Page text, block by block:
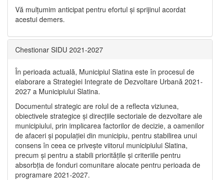
Vă mulţumim anticipat pentru efortul şi sprijinul acordat
acestui demers.
Chestionar SIDU 2021-2027
În perioada actuală, Municipiul Slatina este în procesul de
elaborare a Strategiei Integrate de Dezvoltare Urbană 2021‐
2027 a Municipiului Slatina.
Documentul strategic are rolul de a reflecta viziunea,
obiectivele strategice și direcțiile sectoriale de dezvoltare ale
municipiului, prin implicarea factorilor de decizie, a oamenilor
de afaceri și populației din municipiu, pentru stabilirea unui
consens în ceea ce privește viitorul municipiului Slatina,
precum și pentru a stabili prioritățile și criteriile pentru
absorbția de fonduri comunitare alocate pentru perioada de
programare 2021-2027.